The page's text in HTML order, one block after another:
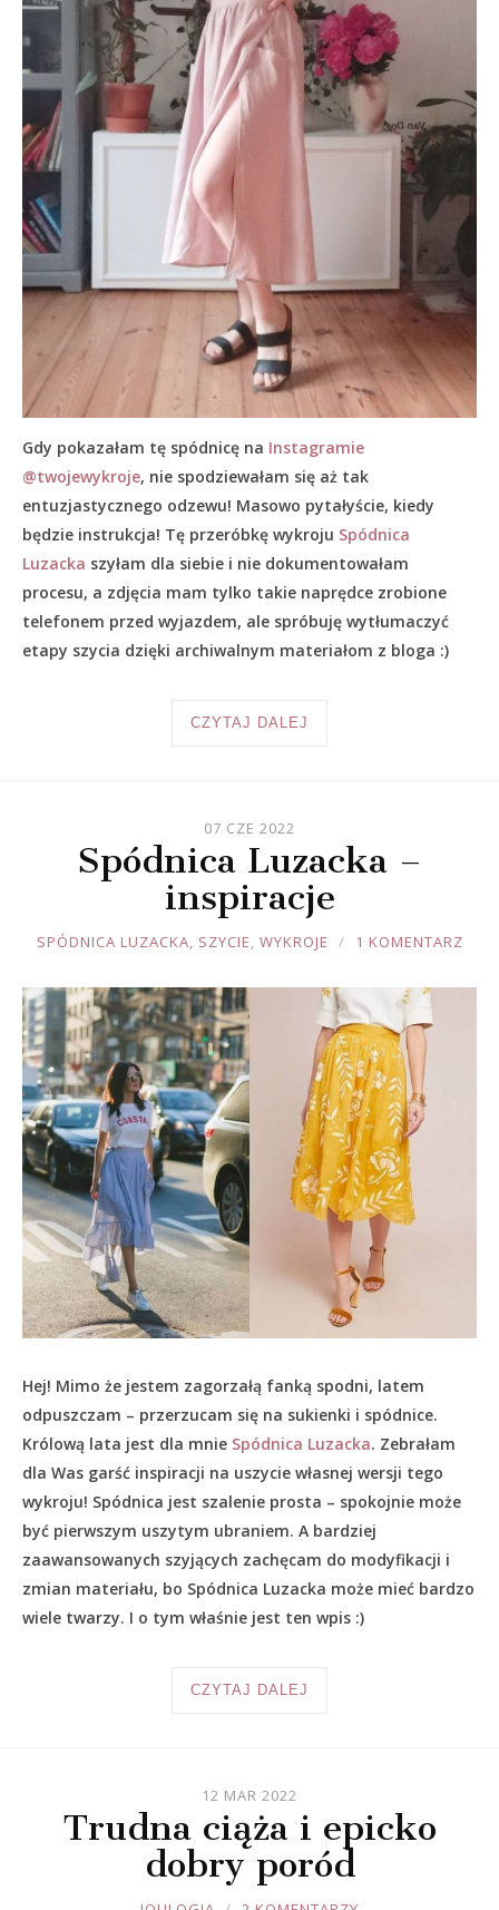
Gdy pokazałam tę spódnicę na Instagramie
@twojewykroje, nie spodziewałam się aż tak
entuzjastycznego odzewu! Masowo pytałyście, kiedy
będzie instrukcja! Tę przeróbkę wykroju Spódnica
Luzacka szyłam dla siebie i nie dokumentowałam
procesu, a zdjęcia mam tylko takie naprędce zrobione
telefonem przed wyjazdem, ale spróbuję wytłumaczyć
etapy szycia dzięki archiwalnym materiałom z bloga :)
CZYTAJ DALEJ
07 CZE 2022
Spódnica Luzacka –
inspiracje
JOULE
SPÓDNICA LUZACKA, SZYCIE, WYKROJE 1 KOMENTARZ
Hej! Mimo że jestem zagorzałą fanką spodni, latem
odpuszczam – przerzucam się na sukienki i spódnice.
Królową lata jest dla mnie Spódnica Luzacka. Zebrałam
dla Was garść inspiracji na uszycie własnej wersji tego
wykroju! Spódnica jest szalenie prosta – spokojnie może
być pierwszym uszytym ubraniem. A bardziej
zaawansowanych szyjących zachęcam do modyfikacji i
zmian materiału, bo Spódnica Luzacka może mieć bardzo
wiele twarzy. I o tym właśnie jest ten wpis :)
CZYTAJ DALEJ
12 MAR 2022
Trudna ciąża i epicko
dobry poród